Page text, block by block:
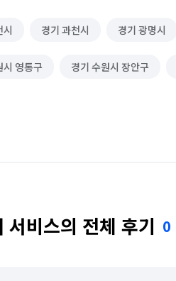
시 경기 과천시 경기 광명시
시 영통구 경기 수원시 장안구
단원구
동탄구 경기 화성시 효행구
서비스의 전체 후기 0